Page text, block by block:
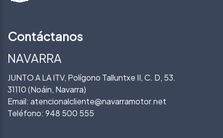
Contáctanos
NAVARRA
JUNTO A LA ITV, Polígono Talluntxe II, C. D, 53.
31110 (Noáin, Navarra)
Email: atencionalcliente@navarramotor.net
Teléfono: 948 500 555